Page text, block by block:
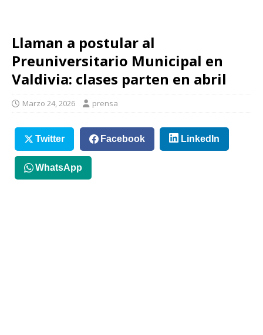
Llaman a postular al
Preuniversitario Municipal en
Valdivia: clases parten en abril
Marzo 24, 2026 prensa
Twitter Facebook LinkedIn
WhatsApp